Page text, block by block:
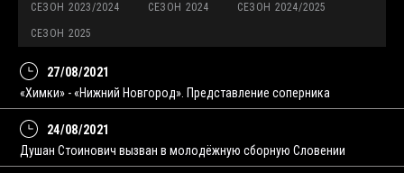
СЕЗОН 2023/2024 СЕЗОН 2024 СЕЗОН 2024/2025
СЕЗОН 2025
27/08/2021
«Химки» - «Нижний Новгород». Представление соперника
24/08/2021
Душан Стоинович вызван в молодёжную сборную Словении